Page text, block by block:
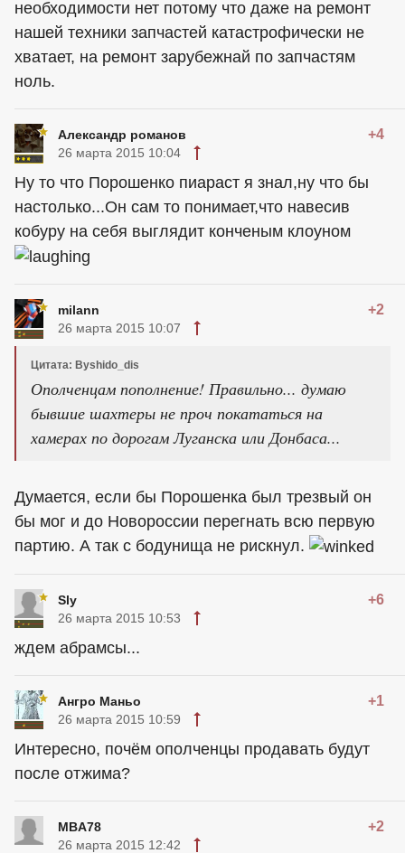
необходимости нет потому что даже на ремонт
нашей техники запчастей катастрофически не
хватает, на ремонт зарубежнай по запчастям
ноль.
Александр романов +4
26 марта 2015 10:04
Ну то что Порошенко пиараст я знал,ну что бы
настолько...Он сам то понимает,что навесив
кобуру на себя выглядит конченым клоуном
milann +2
26 марта 2015 10:07
Цитата: Byshido_dis
Ополченцам пополнение! Правильно... думаю
бывшие шахтеры не проч покататься на
хамерах по дорогам Луганска или Донбаса...
Думается, если бы Порошенка был трезвый он
бы мог и до Новороссии перегнать всю первую
партию. А так с бодунища не рискнул.
Sly +6
26 марта 2015 10:53
ждем абрамсы...
Ангро Маньо +1
26 марта 2015 10:59
Интересно, почём ополченцы продавать будут
после отжима?
MBA78 +2
26 марта 2015 12:42